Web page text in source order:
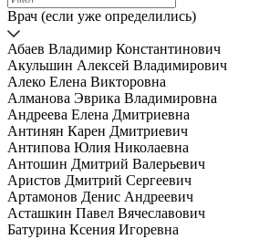
Врач (если уже определились)
Абаев Владимир Константинович
Акульшин Алексей Владимирович
Алеко Елена Викторовна
Алманова Эврика Владимировна
Андреева Елена Дмитриевна
Антинян Карен Дмитриевич
Антипова Юлия Николаевна
Антошин Дмитрий Валерьевич
Аристов Дмитрий Сергеевич
Артамонов Денис Андреевич
Асташкин Павел Вячеславович
Батурина Ксения Игоревна